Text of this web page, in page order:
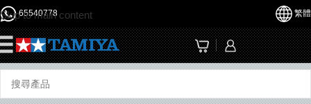
Skip to main content
65540778 繁體